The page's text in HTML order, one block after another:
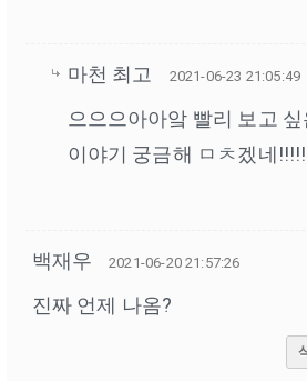
마천 최고 2021-06-23 21:05:49
으으으아아앜 빨리 보고
이야기 궁금해 ㅁㅊ겠네
백재우 2021-06-20 21:57:26
진짜 언제 나옴?